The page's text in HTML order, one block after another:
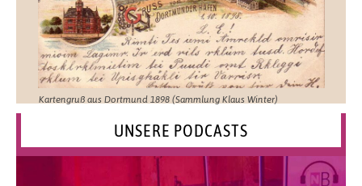
Kartengruß aus Dortmund 1898 (Sammlung Klaus Winter)
UNSERE PODCASTS